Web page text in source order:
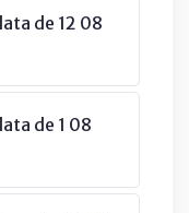
de 12 08
de 1 08